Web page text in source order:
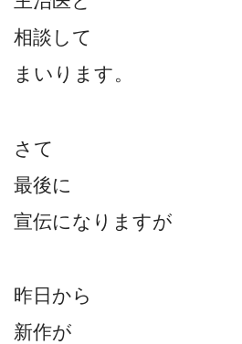
相談して
まいります。
さて
最後に
宣伝になりますが
昨日から
新作が